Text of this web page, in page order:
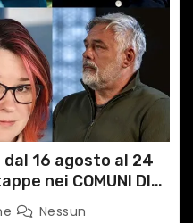
dal 16 agosto al 24
nei COMUNI DI
Nessun